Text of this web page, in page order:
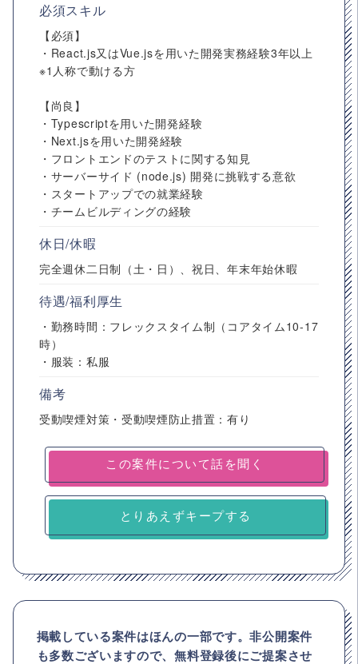
必須スキル
【必須】
・React.js又はVue.jsを用いた開発実務経験3年以上
※1人称で動ける方
【尚良】
・Typescriptを用いた開発経験
・Next.jsを用いた開発経験
・フロントエンドのテストに関する知見
・サーバーサイド (node.js) 開発に挑戦する意欲
・スタートアップでの就業経験
・チームビルディングの経験
休日/休暇
完全週休二日制（土・日）、祝日、年末年始休暇
待遇/福利厚生
・勤務時間：フレックスタイム制（コアタイム10-17
時）
・服装：私服
備考
受動喫煙対策・受動喫煙防止措置：有り
とりあえずキープする
掲載している案件はほんの一部です。非公開案件
も多数ございますので、無料登録後にご提案させ